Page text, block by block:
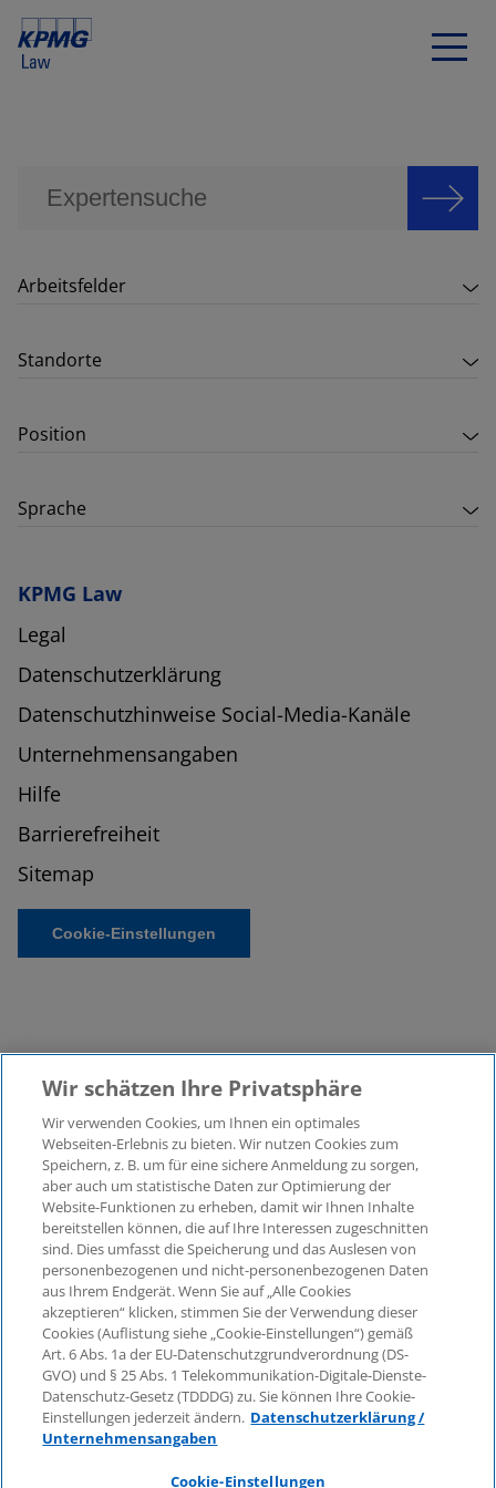
Arbeitsfelder
Standorte
Position
Sprache
KPMG Law
Legal
Datenschutzerklärung
Datenschutzhinweise Social-Media-Kanäle
Unternehmensangaben
Hilfe
Barrierefreiheit
Sitemap
Cookie-Einstellungen
©2026 KPMG Law Rechtsanwaltsgesellschaft mbH,
assoziiert mit der KPMG AG
Wirtschaftsprüfungsgesellschaft, einer
Aktiengesellschaft nach deutschem Recht und ein
Mitglied der globalen KPMG-Organisation
unabhängiger Mitgliedsfirmen, die KPMG International
Limited, einer Private English Company Limited by
Guarantee, angeschlossen sind. Alle Rechte
vorbehalten. Für weitere Einzelheiten über die Struktur
der globalen Organisation von KPMG besuchen Sie
bittehttps://home.kpmg/governance.
KPMG International erbringt keine Dienstleistungen für
Kunden. Keine Mitgliedsfirma ist befugt, KPMG
International oder eine andere Mitgliedsfirma
Wir schätzen Ihre Privatsphäre
Wir verwenden Cookies, um Ihnen ein optimales
Webseiten-Erlebnis zu bieten. Wir nutzen Cookies zum
Speichern, z. B. um für eine sichere Anmeldung zu sorgen,
aber auch um statistische Daten zur Optimierung der
Website-Funktionen zu erheben, damit wir Ihnen Inhalte
bereitstellen können, die auf Ihre Interessen zugeschnitten
sind. Dies umfasst die Speicherung und das Auslesen von
personenbezogenen und nicht-personenbezogenen Daten
aus Ihrem Endgerät. Wenn Sie auf „Alle Cookies
akzeptieren“ klicken, stimmen Sie der Verwendung dieser
Cookies (Auflistung siehe „Cookie-Einstellungen“) gemäß
Art. 6 Abs. 1a der EU-Datenschutzgrundverordnung (DS-
GVO) und § 25 Abs. 1 Telekommunikation-Digitale-Dienste-
Datenschutz-Gesetz (TDDDG) zu. Sie können Ihre Cookie-
Einstellungen jederzeit ändern. Datenschutzerklärung /
Unternehmensangaben
Cookie-Einstellungen